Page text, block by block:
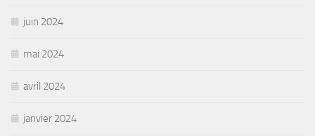
juin 2024
mai 2024
avril 2024
janvier 2024